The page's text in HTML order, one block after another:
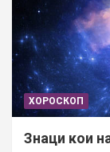
ХОРОСКОП
Знаци кои